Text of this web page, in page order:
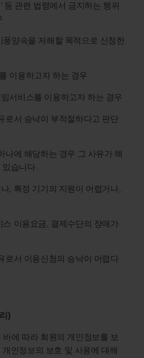
등 관련 법령에서 금지하는 행위
양속을 저해할 목적으로 신청한
이용하고자 하는 경우
서비스를 이용하고자 하는 경우
로서 승낙이 부적절하다고 판단
나에 해당하는 경우 그 사유가 해
습니다.
, 특정 기기의 지원이 어렵거나,
이용요금, 결제수단의 장애가
로서 이용신청의 승낙이 어렵다
)
에 따라 회원의 개인정보를 보
인정보의 보호 및 사용에 대해